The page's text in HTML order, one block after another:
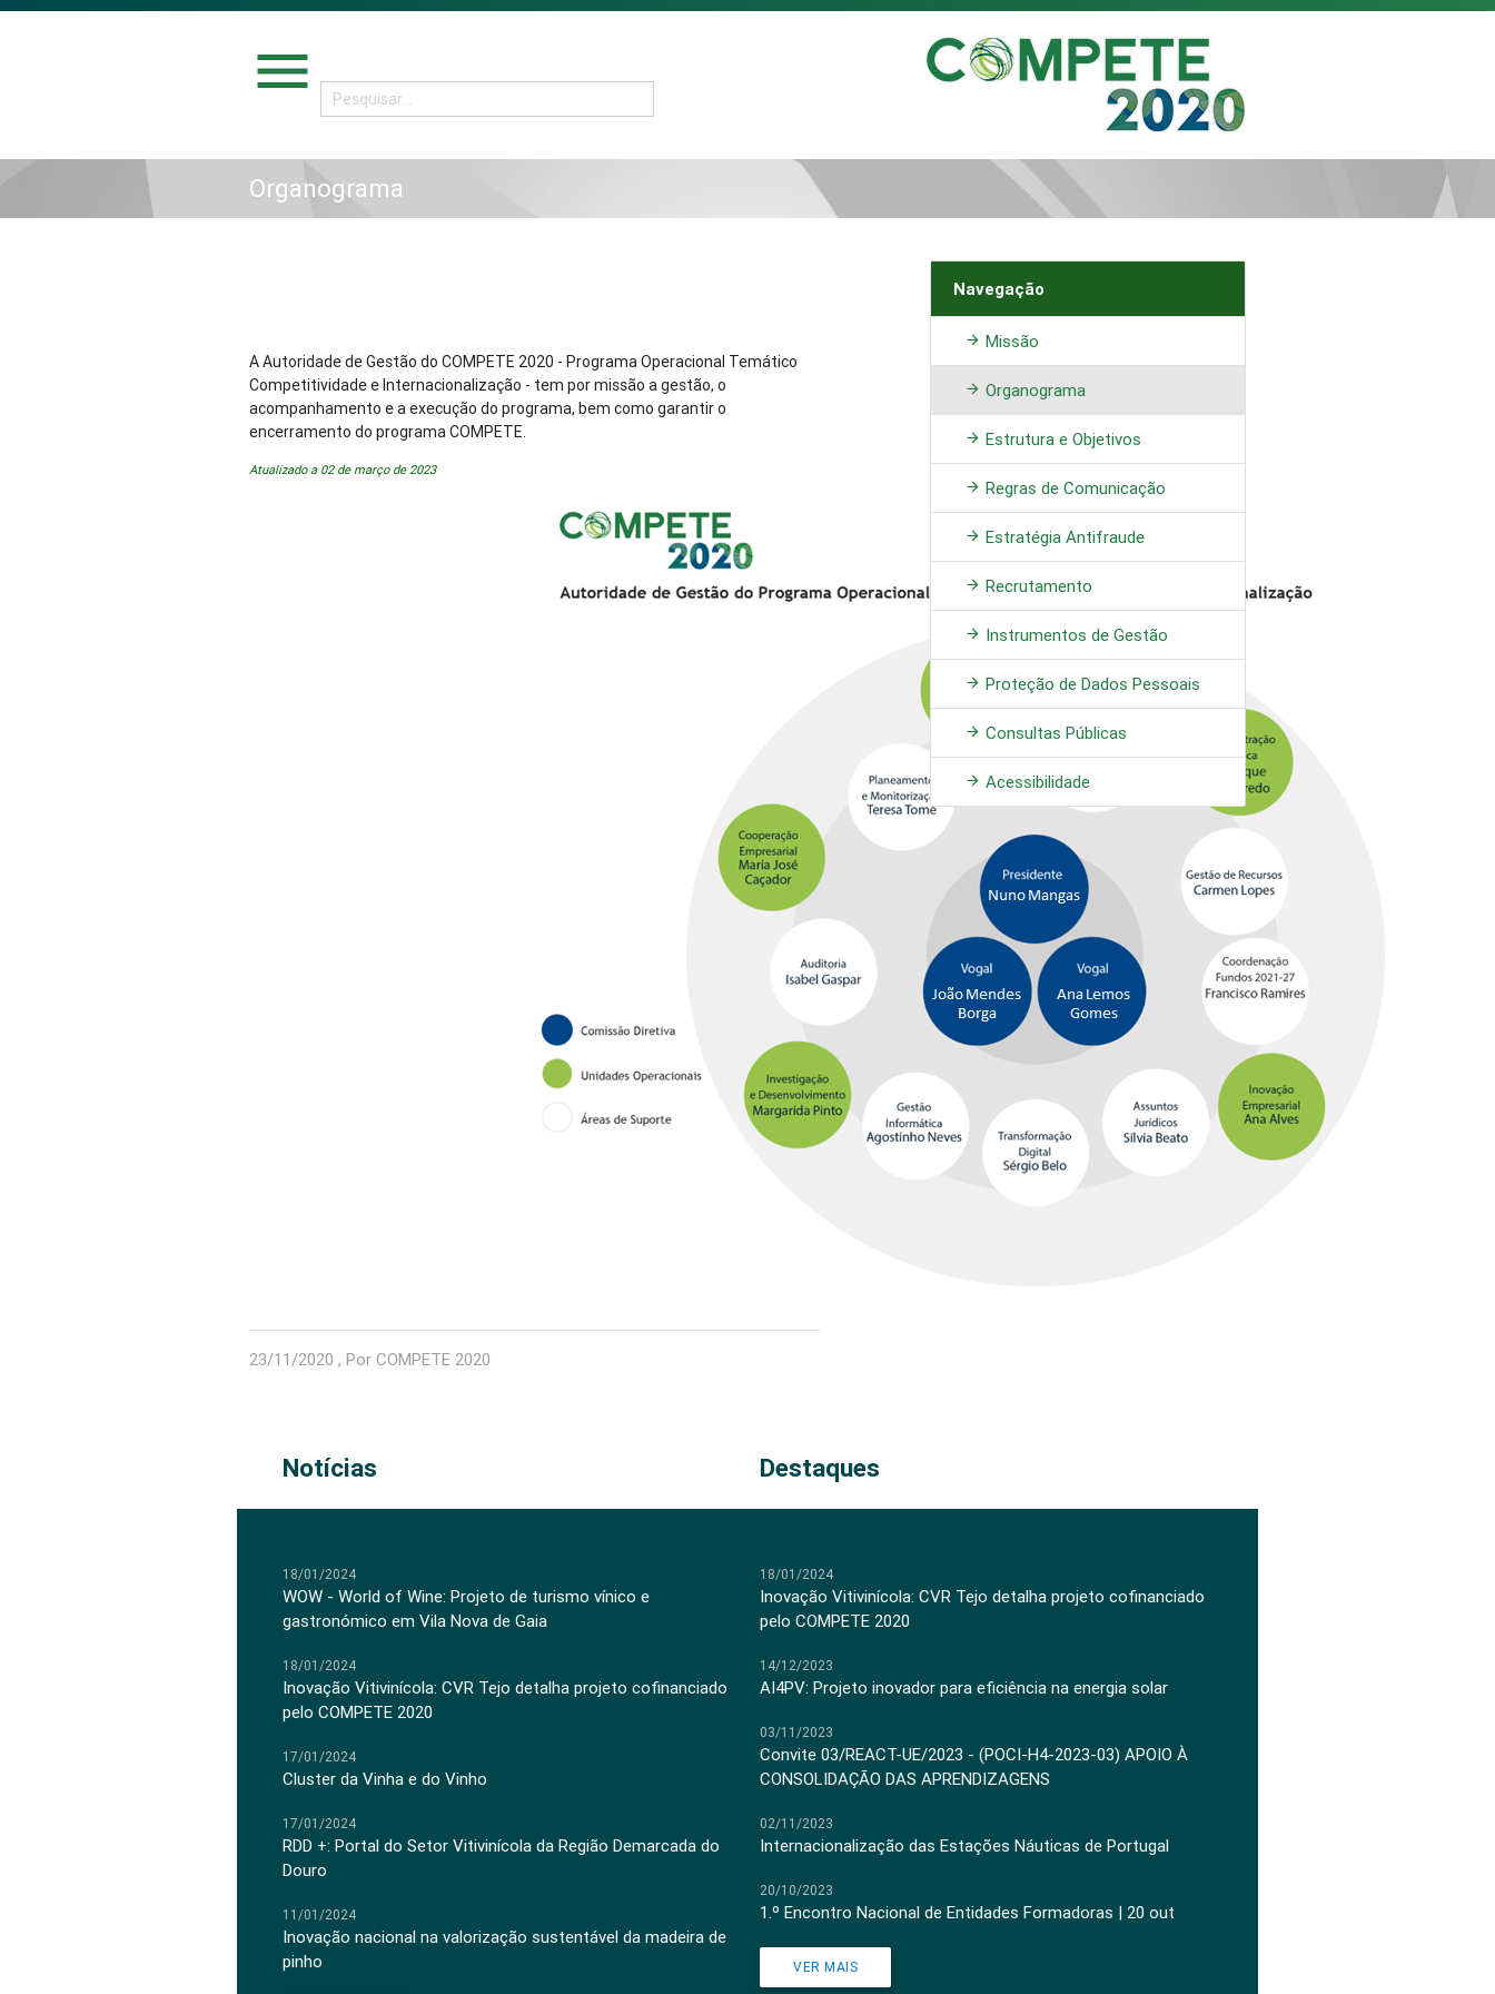
menu
Organograma
A Autoridade de Gestão do COMPETE 2020 - Programa Operacional Temático
Competitividade e Internacionalização - tem por missão a gestão, o
acompanhamento e a execução do programa, bem como garantir o
encerramento do programa COMPETE.
Atualizado a 02 de março de 2023
23/11/2020 , Por COMPETE 2020
Navegação
Missão
Organograma
Estrutura e Objetivos
Regras de Comunicação
Estratégia Antifraude
Recrutamento
Instrumentos de Gestão
Proteção de Dados Pessoais
Consultas Públicas
Acessibilidade
Notícias Destaques
18/01/2024
WOW - World of Wine: Projeto de turismo vínico e
gastronómico em Vila Nova de Gaia
18/01/2024
Inovação Vitivinícola: CVR Tejo detalha projeto cofinanciado
pelo COMPETE 2020
17/01/2024
Cluster da Vinha e do Vinho
17/01/2024
RDD +: Portal do Setor Vitivinícola da Região Demarcada do
Douro
11/01/2024
Inovação nacional na valorização sustentável da madeira de
pinho
18/01/2024
Inovação Vitivinícola: CVR Tejo detalha projeto cofinanciado
pelo COMPETE 2020
14/12/2023
AI4PV: Projeto inovador para eficiência na energia solar
03/11/2023
Convite 03/REACT-UE/2023 - (POCI-H4-2023-03) APOIO À
CONSOLIDAÇÃO DAS APRENDIZAGENS
02/11/2023
Internacionalização das Estações Náuticas de Portugal
20/10/2023
1.º Encontro Nacional de Entidades Formadoras | 20 out
VER MAIS